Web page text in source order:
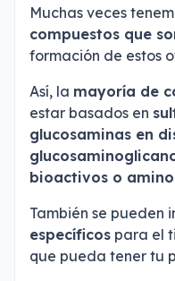
Muchas veces
compuestos que
formación de estos
Así, la mayoría de
estar basados en
glucosaminas en
bioactivos o
También se pueden
específicos para el
que pueda tener tu